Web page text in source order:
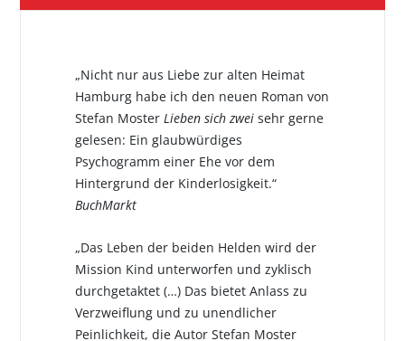
„Nicht nur aus Liebe zur alten Heimat
Hamburg habe ich den neuen Roman von
Stefan Moster Lieben sich zweisehr gerne
gelesen: Ein glaubwürdiges
Psychogramm einer Ehe vor dem
Hintergrund der Kinderlosigkeit.“
BuchMarkt
„Das Leben der beiden Helden wird der
Mission Kind unterworfen und zyklisch
durchgetaktet (…) Das bietet Anlass zu
Verzweiflung und zu unendlicher
Peinlichkeit, die Autor Stefan Moster